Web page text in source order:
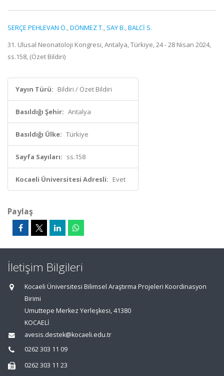
SERÇE PEHLEVAN Ö.,DÖNMEZ T., SAY B.,BALCİ S.
31. Ulusal Neonatoloji Kongresi, Antalya, Türkiye, 24 - 28 Nisan 2024,
ss.158, (Özet Bildiri)
Yayın Türü: Bildiri / Özet Bildiri
Basıldığı Şehir: Antalya
Basıldığı Ülke: Türkiye
Sayfa Sayıları: ss.158
Kocaeli Üniversitesi Adresli: Evet
Paylaş
İletişim Bilgileri
Kocaeli Üniversitesi Bilimsel Araştırma Projeleri Koordinasyon
Birimi
Umuttepe Merkez Yerleşkesi, 41380
KOCAELİ
avesis.destek@kocaeli.edu.tr
0262 303 11 09
0262 303 11 23